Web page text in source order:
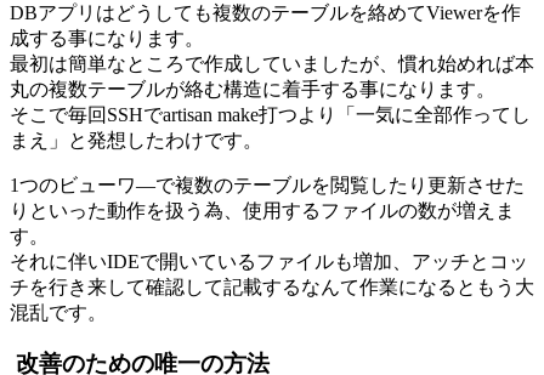
DBアプリはどうしても複数のテーブルを絡めてViewerを作
成する事になります。
最初は簡単なところで作成していましたが、慣れ始めれば本
丸の複数テーブルが絡む構造に着手する事になります。
そこで毎回SSHでartisan make打つより「一気に全部作ってし
まえ」と発想したわけです。
1つのビューワ―で複数のテーブルを閲覧したり更新させた
りといった動作を扱う為、使用するファイルの数が増えま
す。
それに伴いIDEで開いているファイルも増加、アッチとコッ
チを行き来して確認して記載するなんて作業になるともう大
混乱です。
改善のための唯一の方法